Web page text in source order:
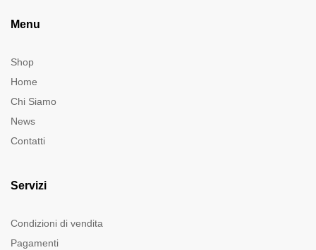
Menu
Shop
Home
Chi Siamo
News
Contatti
Servizi
Condizioni di vendita
Pagamenti